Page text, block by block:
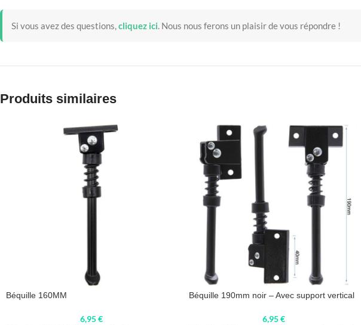
Si vous avez des questions,cliquez ici. Nous nous ferons un plaisir de vous répondre !
Produits similaires
Béquille 160MM
6,95€
Béquille 190mm noir – Avec support vertical
6,95€